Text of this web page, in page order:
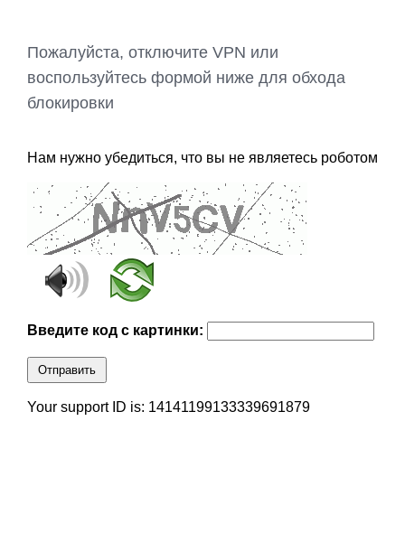
Пожалуйста, отключите VPN или
воспользуйтесь формой ниже для обхода
блокировки
Нам нужно убедиться, что вы не являетесь роботом
Введите код с картинки:
Отправить
Your support ID is: 14141199133339691879